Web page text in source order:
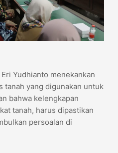
Yudhianto menekankan
tanah yang digunakan untuk
bahwa kelengkapan
tanah, harus dipastikan
persoalan di